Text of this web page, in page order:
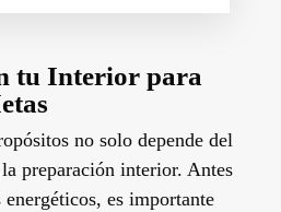
tu Interior para
no solo depende del
preparación interior. Antes
es importante